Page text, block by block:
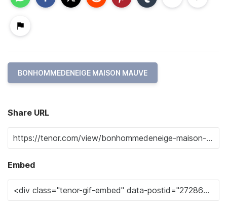
BONHOMMEDENEIGE MAISON MAUVE
Share URL
Embed